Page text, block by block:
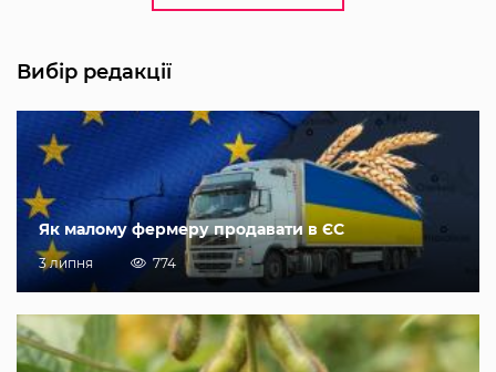
Вибір редакції
Як малому фермеру продавати в ЄС
3 липня 774